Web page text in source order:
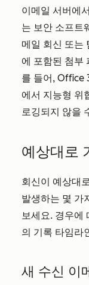
이메일 서버에
는 보안 소프트
메일 회신 또는
에 포함된 첨부
를 들어, Office
에서 지능형 위
로깅되지 않을
예상대로
회신이 예상대
발생하는 몇 가
보세요. 경우에
의 기록 타임라
새 수신 이